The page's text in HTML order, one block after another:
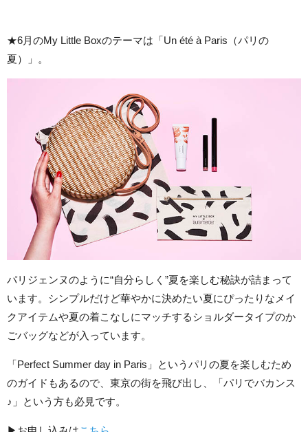
★6月のMy Little Boxのテーマは「Un été à Paris（パリの
夏）」。
パリジェンヌのように“自分らしく”夏を楽しむ秘訣が詰まって
います。シンプルだけど華やかに決めたい夏にぴったりなメイ
クアイテムや夏の着こなしにマッチするショルダータイプのか
ごバッグなどが入っています。
「Perfect Summer day in Paris」というパリの夏を楽しむため
のガイドもあるので、東京の街を飛び出し、「パリでバカンス
♪」という方も必見です。